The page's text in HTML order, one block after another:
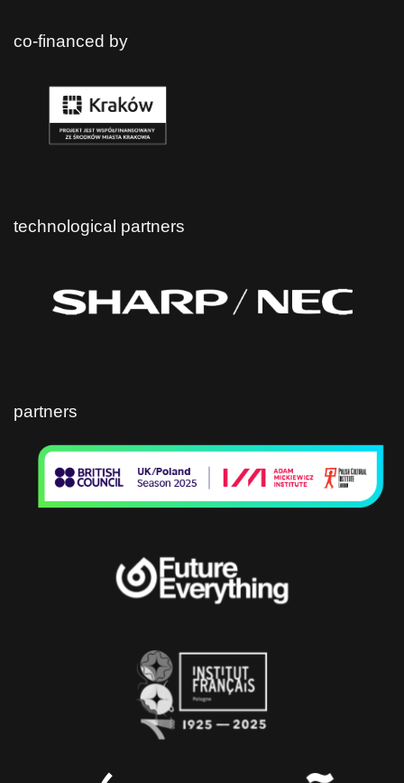
co-financed by
technological partners
partners